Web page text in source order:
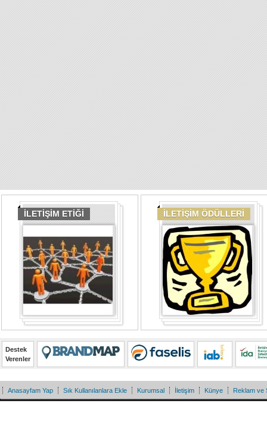
İLETİŞİM ETİĞİ İLETİŞİM ÖDÜLLERİ
Destek
Verenler
Anasayfam Yap Sık Kullanılanlara Ekle Kurumsal İletişim Künye Reklam ve